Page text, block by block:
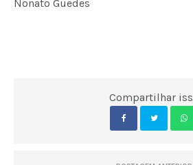
Nonato Guedes
Compartilhar